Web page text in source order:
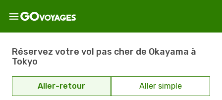
Réservez votre vol pas cher de Okayama à
Tokyo
Aller-retour Aller simple